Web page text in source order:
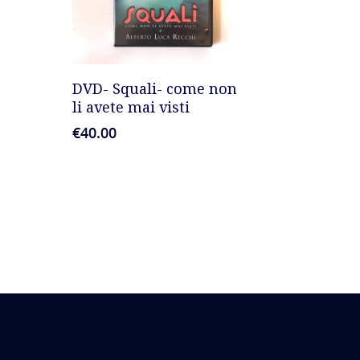
AGGIUNGI AL CARRELLO
DVD- Squali- come non
li avete mai visti
€40.00